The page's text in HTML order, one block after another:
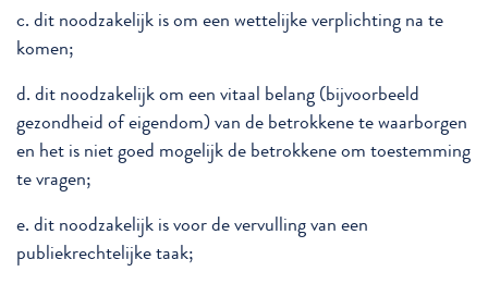
c. dit noodzakelijk is om een wettelijke verplichting na te
komen;
d. dit noodzakelijk om een vitaal belang (bijvoorbeeld
gezondheid of eigendom) van de betrokkene te waarborgen
en het is niet goed mogelijk de betrokkene om toestemming
te vragen;
e. dit noodzakelijk is voor de vervulling van een
publiekrechtelijke taak;